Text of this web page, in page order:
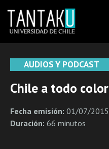
content
AUDIOS Y PODCAST
Chile a todo color
Fecha emisión: 01/07/2015
Duración: 66 minutos